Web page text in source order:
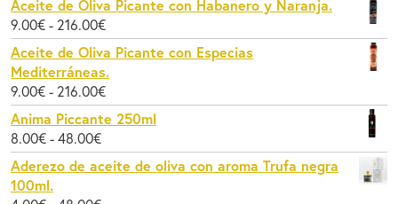
precios:
desde
18.00€
Aceite de Oliva Picante con Habanero y Naranja.
9.00€- 216.00€Rango
de
precios:
desde
9.00€
hasta
Aceite de Oliva Picante con Especias
Mediterráneas.
9.00€- 216.00€Rango
de
precios:
desde
9.00€
Anima Piccante 250ml
8.00€-48.00€Rango
de
precios:
desde
Aderezo de aceite de oliva con aroma Trufa negra
100ml.